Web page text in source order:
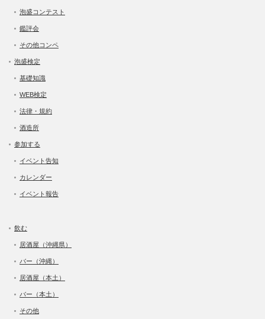
泡盛コンテスト
鑑評会
その他コンペ
泡盛検定
基礎知識
WEB検定
法律・規約
酒造所
参加する
イベント告知
カレンダー
イベント報告
飲む
居酒屋（沖縄県）
バー（沖縄）
居酒屋（本土）
バー（本土）
その他